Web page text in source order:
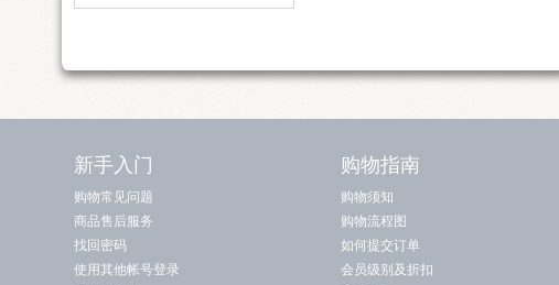
新手入门
购物常见问题
商品售后服务
找回密码
使用其他帐号登录
购物指南
购物须知
购物流程图
如何提交订单
会员级别及折扣